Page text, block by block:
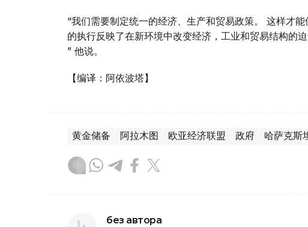
“我们需要制定统一的经济、生产和贸易政策。 这样才
的执行反映了在新环境中改变经济，工业和贸易结构的
” 他说。
【编译：阿依波塔】
黄金储备 阿拉木图 欧亚经济联盟 政府 哈萨克斯
без автора